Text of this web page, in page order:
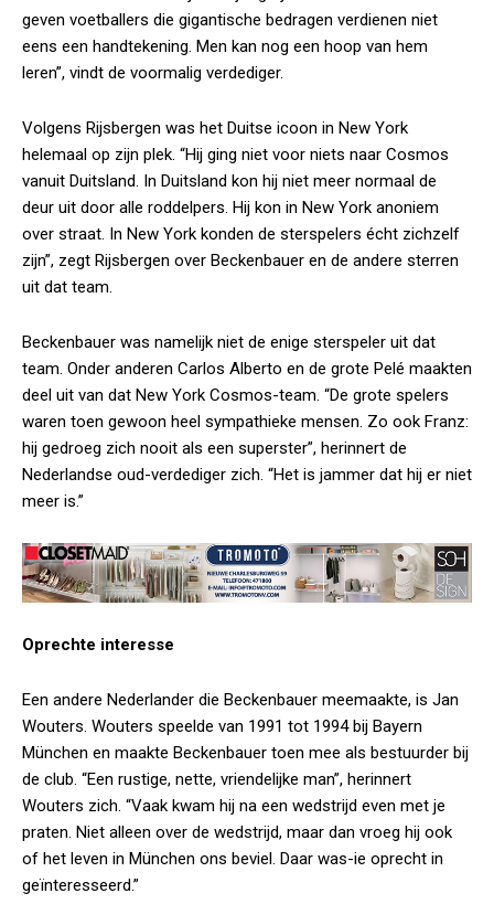
geven voetballers die gigantische bedragen verdienen niet
eens een handtekening. Men kan nog een hoop van hem
leren”, vindt de voormalig verdediger.
Volgens Rijsbergen was het Duitse icoon in New York
helemaal op zijn plek. “Hij ging niet voor niets naar Cosmos
vanuit Duitsland. In Duitsland kon hij niet meer normaal de
deur uit door alle roddelpers. Hij kon in New York anoniem
over straat. In New York konden de sterspelers écht zichzelf
zijn”, zegt Rijsbergen over Beckenbauer en de andere sterren
uit dat team.
Beckenbauer was namelijk niet de enige sterspeler uit dat
team. Onder anderen Carlos Alberto en de grote Pelé maakten
deel uit van dat New York Cosmos-team. “De grote spelers
waren toen gewoon heel sympathieke mensen. Zo ook Franz:
hij gedroeg zich nooit als een superster”, herinnert de
Nederlandse oud-verdediger zich. “Het is jammer dat hij er niet
meer is.”
Oprechte interesse
Een andere Nederlander die Beckenbauer meemaakte, is Jan
Wouters. Wouters speelde van 1991 tot 1994 bij Bayern
München en maakte Beckenbauer toen mee als bestuurder bij
de club. “Een rustige, nette, vriendelijke man”, herinnert
Wouters zich. “Vaak kwam hij na een wedstrijd even met je
praten. Niet alleen over de wedstrijd, maar dan vroeg hij ook
of het leven in München ons beviel. Daar was-ie oprecht in
geïnteresseerd.”